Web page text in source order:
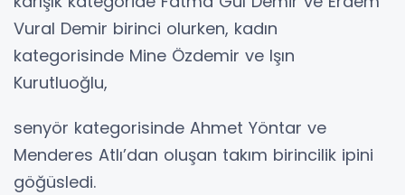
Vural Demir birinci olurken, kadın
kategorisinde Mine Özdemir ve Işın
Kurutluoğlu,
senyör kategorisinde Ahmet Yöntar ve
Menderes Atlı’dan oluşan takım birincilik ipini
göğüsledi.